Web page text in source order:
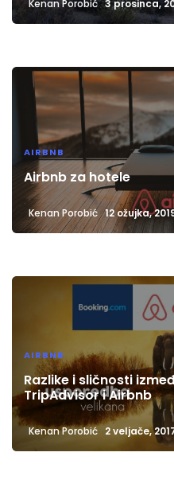
Kenan Porobić 3 prosinca,
AIRBNB
Airbnb za hotele
Kenan Porobić 12 ožujka,
AIRBNB
Razlike i sličnosti
TripAdvisor i Airbnb
Kenan Porobić 2 veljače,